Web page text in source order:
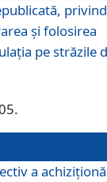
privind
şi folosirea
pe străzile
a